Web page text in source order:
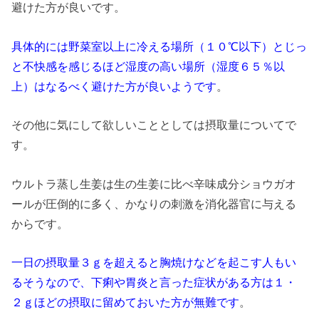
避けた方が良いです。
具体的には野菜室以上に冷える場所（１０℃以下）とじっ
と不快感を感じるほど湿度の高い場所（湿度６５％以
上）はなるべく避けた方が良いようです。
その他に気にして欲しいこととしては摂取量についてで
す。
ウルトラ蒸し生姜は生の生姜に比べ辛味成分ショウガオ
ールが圧倒的に多く、かなりの刺激を消化器官に与える
からです。
一日の摂取量３ｇを超えると胸焼けなどを起こす人もい
るそうなので、下痢や胃炎と言った症状がある方は１・
２ｇほどの摂取に留めておいた方が無難です。